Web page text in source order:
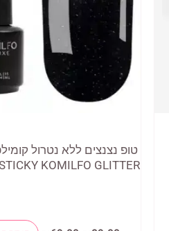
KOMILFO GLITTER
המחירהמחיר